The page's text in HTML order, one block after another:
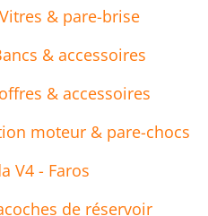
& pare-brise
& accessoires
& accessoires
moteur & pare-chocs
V4 - Faros
de réservoir